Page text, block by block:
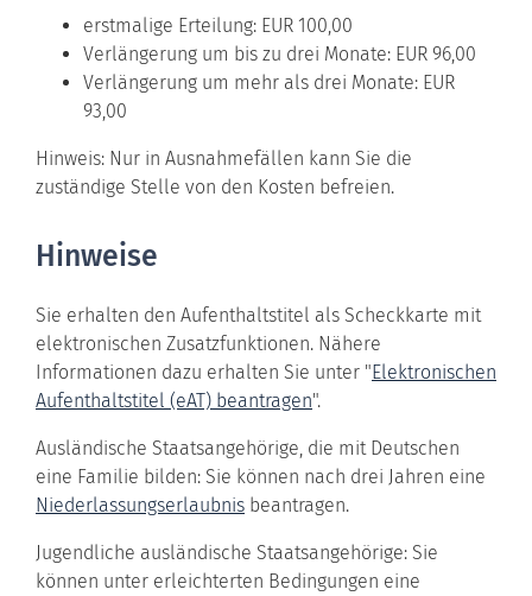
erstmalige Erteilung: EUR 100,00
Verlängerung um bis zu drei Monate: EUR 96,00
Verlängerung um mehr als drei Monate: EUR
93,00
Hinweis: Nur in Ausnahmefällen kann Sie die
zuständige Stelle von den Kosten befreien.
Hinweise
Sie erhalten den Aufenthaltstitel als Scheckkarte mit
elektronischen Zusatzfunktionen. Nähere
Informationen dazu erhalten Sie unter "Elektronischen
Aufenthaltstitel (eAT) beantragen".
Ausländische Staatsangehörige, die mit Deutschen
eine Familie bilden: Sie können nach drei Jahren eine
Niederlassungserlaubnis beantragen.
Jugendliche ausländische Staatsangehörige: Sie
können unter erleichterten Bedingungen eine